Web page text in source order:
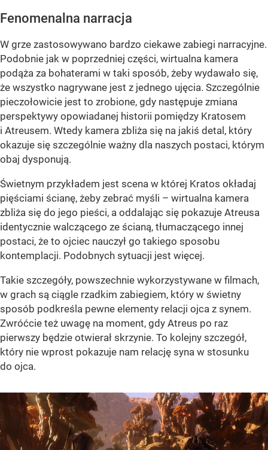
Fenomenalna narracja
W grze zastosowywano bardzo ciekawe zabiegi narracyjne.
Podobnie jak w poprzedniej części, wirtualna kamera
podąża za bohaterami w taki sposób, żeby wydawało się,
że wszystko nagrywane jest z jednego ujęcia. Szczególnie
pieczołowicie jest to zrobione, gdy następuje zmiana
perspektywy opowiadanej historii pomiędzy Kratosem
i Atreusem. Wtedy kamera zbliża się na jakiś detal, który
okazuje się szczególnie ważny dla naszych postaci, którym
obaj dysponują.
Świetnym przykładem jest scena w której Kratos okładaj
pięściami ścianę, żeby zebrać myśli – wirtualna kamera
zbliża się do jego pieści, a oddalając się pokazuje Atreusa
identycznie walczącego ze ścianą, tłumaczącego innej
postaci, że to ojciec nauczył go takiego sposobu
kontemplacji. Podobnych sytuacji jest więcej.
Takie szczegóły, powszechnie wykorzystywane w filmach,
w grach są ciągle rzadkim zabiegiem, który w świetny
sposób podkreśla pewne elementy relacji ojca z synem.
Zwróćcie też uwagę na moment, gdy Atreus po raz
pierwszy będzie otwierał skrzynie. To kolejny szczegół,
który nie wprost pokazuje nam relację syna w stosunku
do ojca.